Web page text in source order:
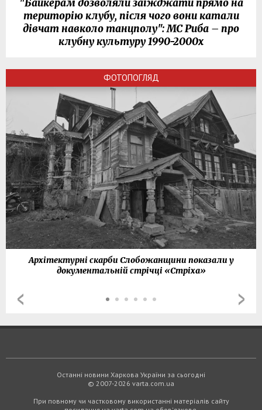
"Байкерам дозволяли заїжджати прямо на
територію клубу, після чого вони катали
дівчат навколо танцполу": МС Риба – про
клубну культуру 1990-2000х
ФОТОПОГЛЯД
Архітектурні скарби Слобожанщини показали у
документальній стрічці «Стріха»
Останні новини Харкова України за сьогодні
© 2007-2026 varta.com.ua
При повному чи частковому використанні матеріалів сайту